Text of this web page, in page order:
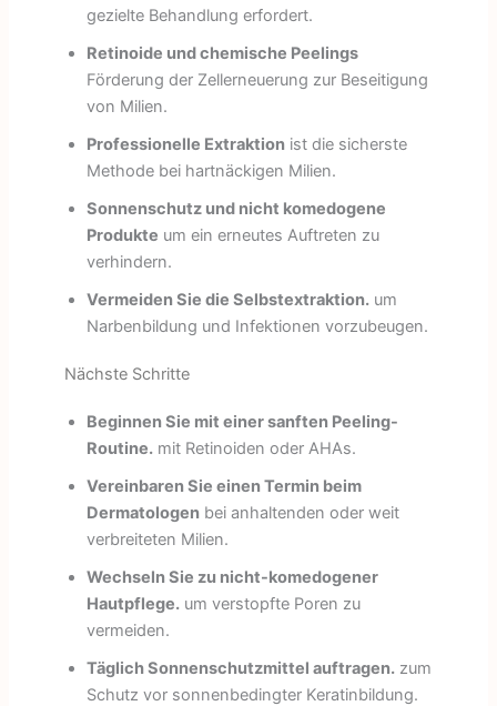
gezielte Behandlung erfordert.
Retinoide und chemische Peelings
Förderung der Zellerneuerung zur Beseitigung
von Milien.
Professionelle Extraktionist die sicherste
Methode bei hartnäckigen Milien.
Sonnenschutz und nicht komedogene
Produkte um ein erneutes Auftreten zu
verhindern.
Vermeiden Sie die Selbstextraktion.um
Narbenbildung und Infektionen vorzubeugen.
Nächste Schritte
Beginnen Sie mit einer sanften Peeling-
Routine.mit Retinoiden oder AHAs.
Vereinbaren Sie einen Termin beim
Dermatologenbei anhaltenden oder weit
verbreiteten Milien.
Wechseln Sie zu nicht-komedogener
Hautpflege.um verstopfte Poren zu
vermeiden.
Täglich Sonnenschutzmittel auftragen.zum
Schutz vor sonnenbedingter Keratinbildung.